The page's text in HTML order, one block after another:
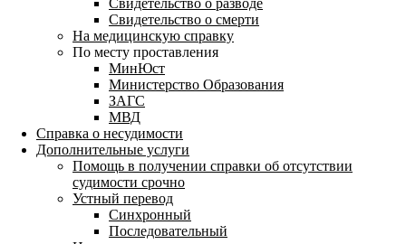
Свидетельство о разводе
Свидетельство о смерти
На медицинскую справку
По месту проставления
МинЮст
Министерство Образования
ЗАГС
МВД
Справка о несудимости
Дополнительные услуги
Помощь в получении справки об отсутствии
судимости срочно
Устный перевод
Синхронный
Последовательный